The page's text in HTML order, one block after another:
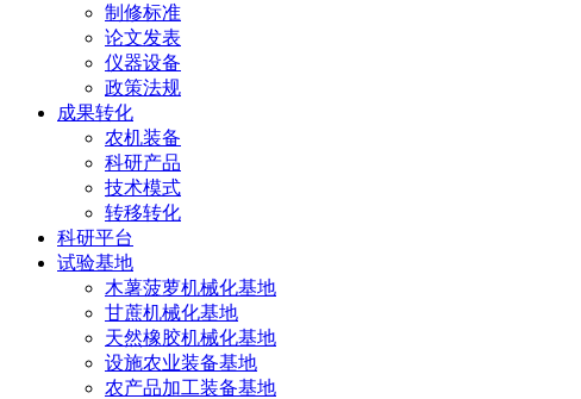
制修标准
论文发表
仪器设备
政策法规
成果转化
农机装备
科研产品
技术模式
转移转化
科研平台
试验基地
木薯菠萝机械化基地
甘蔗机械化基地
天然橡胶机械化基地
设施农业装备基地
农产品加工装备基地